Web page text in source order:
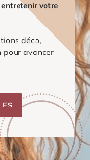
votre
déco,
pour avancer